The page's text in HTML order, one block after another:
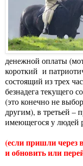
денежной оплаты
короткий и
состоящий из трех
безнадега текущего
(это конечно не
другим), в третьей –
имеющегося у людей
(если пришли через
и обновить или